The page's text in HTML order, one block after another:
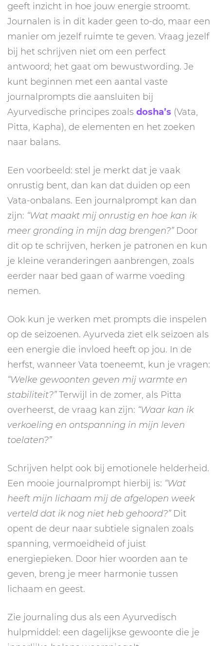
geeft inzicht in hoe jouw energie stroomt.
Journalen is in dit kader geen to-do, maar een
manier om jezelf ruimte te geven. Vraag jezelf
bij het schrijven niet om een perfect
antwoord; het gaat om bewustwording. Je
kunt beginnen met een aantal vaste
journalprompts die aansluiten bij
Ayurvedische principes zoals dosha’s (Vata,
Pitta, Kapha), de elementen en het zoeken
naar balans.
Een voorbeeld: stel je merkt dat je vaak
onrustig bent, dan kan dat duiden op een
Vata-onbalans. Een journalprompt kan dan
zijn: “Wat maakt mij onrustig en hoe kan ik
meer gronding in mijn dag brengen?”Door
dit op te schrijven, herken je patronen en kun
je kleine veranderingen aanbrengen, zoals
eerder naar bed gaan of warme voeding
nemen.
Ook kun je werken met prompts die inspelen
op de seizoenen. Ayurveda ziet elk seizoen als
een energie die invloed heeft op jou. In de
herfst, wanneer Vata toeneemt, kun je vragen:
“Welke gewoonten geven mij warmte en
stabiliteit?”Terwijl in de zomer, als Pitta
overheerst, de vraag kan zijn: “Waar kan ik
verkoeling en ontspanning in mijn leven
toelaten?”
Schrijven helpt ook bij emotionele helderheid.
Een mooie journalprompt hierbij is: “Wat
heeft mijn lichaam mij de afgelopen week
verteld dat ik nog niet heb gehoord?”Dit
opent de deur naar subtiele signalen zoals
spanning, vermoeidheid of juist
energiepieken. Door hier woorden aan te
geven, breng je meer harmonie tussen
lichaam en geest.
Zie journaling dus als een Ayurvedisch
hulpmiddel: een dagelijkse gewoonte die je